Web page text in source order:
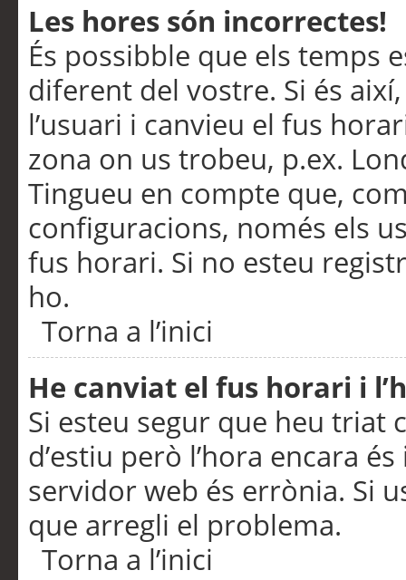
Les hores són incorrectes!
És possibble que els temps
diferent del vostre. Si és
l’usuari i canvieu el fus
zona on us trobeu, p.ex.
Tingueu en compte que,
configuracions, només els
fus horari. Si no esteu
ho.
Torna a l’inici
He canviat el fus horari i
Si esteu segur que heu triat
d’estiu però l’hora encara
servidor web és errònia. Si
que arregli el problema.
Torna a l’inici